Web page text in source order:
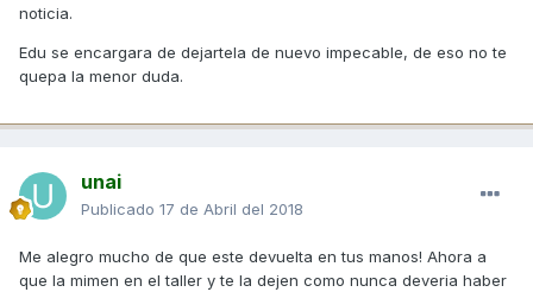
noticia.
Edu se encargara de dejartela de nuevo impecable, de eso no te
quepa la menor duda.
unai
Publicado 17 de Abril del 2018
Me alegro mucho de que este devuelta en tus manos! Ahora a
que la mimen en el taller y te la dejen como nunca deveria haber